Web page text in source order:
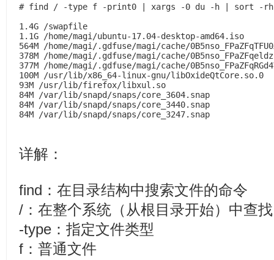
# find / -type f -print0 | xargs -0 du -h | sort -
1.4G /swapfile
1.1G /home/magi/ubuntu-17.04-desktop-amd64.iso
564M /home/magi/.gdfuse/magi/cache/
378M /home/magi/.gdfuse/magi/cache/
377M /home/magi/.gdfuse/magi/cache/
100M /usr/lib/x86_64-linux-gnu/libOxideQtCore.so.0
93M /usr/lib/firefox/libxul.so
84M /var/lib/snapd/snaps/core_3604.snap
84M /var/lib/snapd/snaps/core_3440.snap
84M /var/lib/snapd/snaps/core_3247.snap
详解：
find：在目录结构中搜索文件的命令
/：在整个系统（从根目录开始）中查找
-type：指定文件类型
f：普通文件